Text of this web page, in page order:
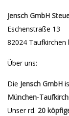
Jensch GmbH
Eschenstraße 13
82024 Taufkirchen
Über uns:
Die Jensch GmbH
München-
Unser rd. 20